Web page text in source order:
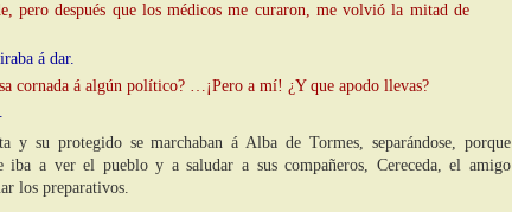
pero después que los médicos me curaron, me volvió la mitad de
á dar.
cornada á algún político? …¡Pero a mí! ¿Y que apodo llevas?
.
y su protegido se marchaban á Alba de Tormes, separándose, porque
iba a ver el pueblo y a saludar a sus compañeros, Cereceda, el amigo
los preparativos.